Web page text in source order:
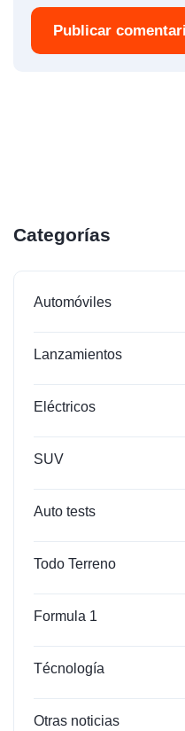
Publicar
Categorías
Automóviles
Lanzamientos
Eléctricos
SUV
Auto tests
Todo Terreno
Formula 1
Técnología
Otras noticias